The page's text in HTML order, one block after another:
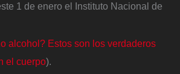
1 de enero el Instituto Nacional de
alcohol? Estos son los verdaderos
el cuerpo).